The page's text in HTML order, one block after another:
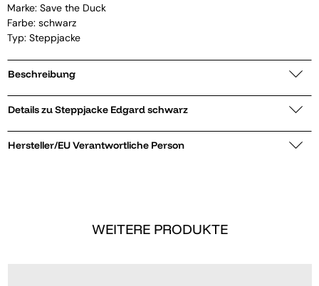
Marke: Save the Duck
Farbe: schwarz
Typ: Steppjacke
Beschreibung
Details zu Steppjacke Edgard schwarz
Hersteller/EU Verantwortliche Person
WEITERE PRODUKTE